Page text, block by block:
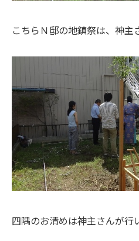
こちらＮ邸の地鎮祭は、神主
四隅のお清めは神主さんが行